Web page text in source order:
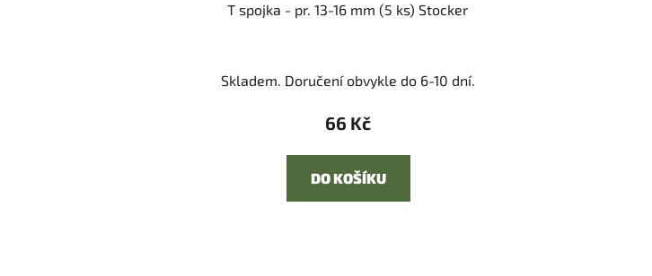
T spojka - pr. 13-16 mm (5 ks) Stocker
Skladem. Doručení obvykle do 6-10 dní.
66 Kč
DO KOŠÍKU